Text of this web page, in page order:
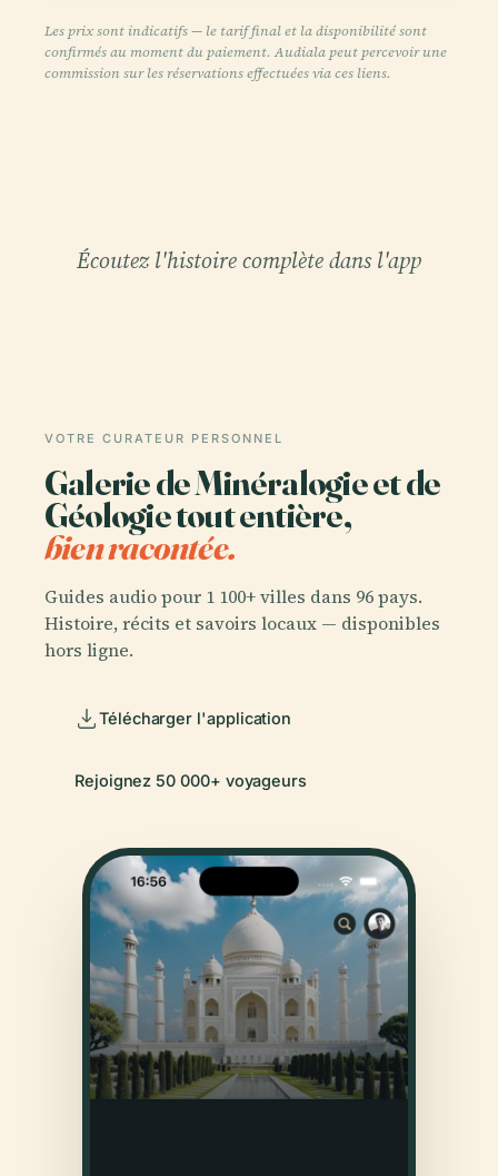
Les prix sont indicatifs — le tarif final et la disponibilité sont
confirmés au moment du paiement. Audiala peut percevoir une
commission sur les réservations effectuées via ces liens.
Écoutez l'histoire complète dans l'app
VOTRE CURATEUR PERSONNEL
Galerie de Minéralogie et de
Géologie tout entière,
bien racontée.
Guides audio pour 1 100+ villes dans 96 pays.
Histoire, récits et savoirs locaux — disponibles
hors ligne.
Télécharger l'application
Rejoignez 50 000+ voyageurs